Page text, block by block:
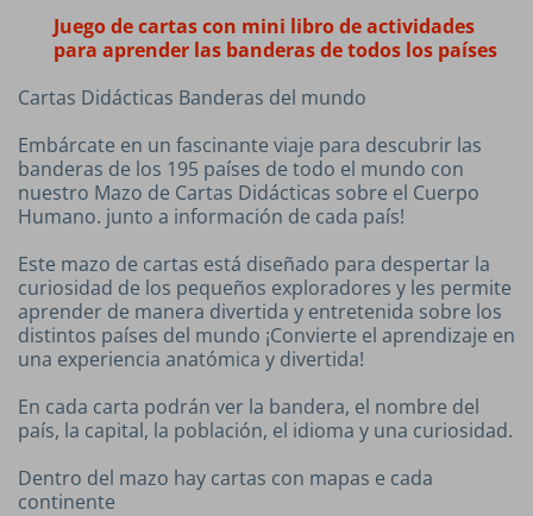
Juego de cartas con mini libro de actividades
para aprender las banderas de todos los países
Cartas Didácticas Banderas del mundo
Embárcate en un fascinante viaje para descubrir las
banderas de los 195 países de todo el mundo con
nuestro Mazo de Cartas Didácticas sobre el Cuerpo
Humano. junto a información de cada país!
Este mazo de cartas está diseñado para despertar la
curiosidad de los pequeños exploradores y les permite
aprender de manera divertida y entretenida sobre los
distintos países del mundo ¡Convierte el aprendizaje en
una experiencia anatómica y divertida!
En cada carta podrán ver la bandera, el nombre del
país, la capital, la población, el idioma y una curiosidad.
Dentro del mazo hay cartas con mapas e cada
continente